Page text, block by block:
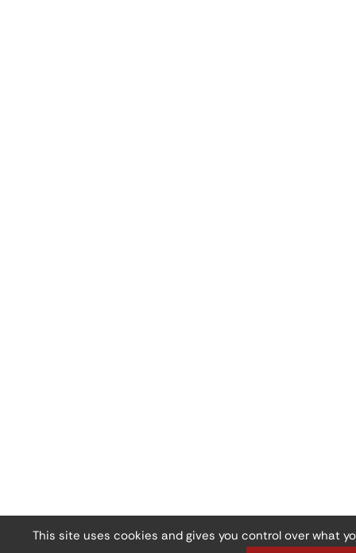
This site uses cookies and gives you control over what